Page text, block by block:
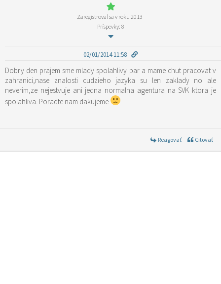
Zaregistroval sa v roku 2013
Príspevky: 8
02/01/2014 11:58
Dobry den prajem sme mlady spolahlivy par a mame chut pracovat v
zahranici,nase znalosti cudzieho jazyka su len zaklady no ale
neverim,ze nejestvuje ani jedna normalna agentura na SVK ktora je
spolahliva. Poradte nam dakujeme
Reagovať Citovať